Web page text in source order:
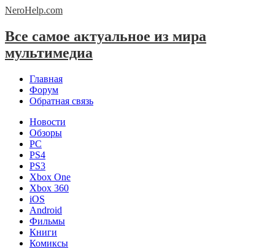
NeroHelp.com
Все самое актуальное из мира
мультимедиа
Главная
Форум
Обратная связь
Новости
Обзоры
PC
PS4
PS3
Xbox One
Xbox 360
iOS
Android
Фильмы
Книги
Комиксы